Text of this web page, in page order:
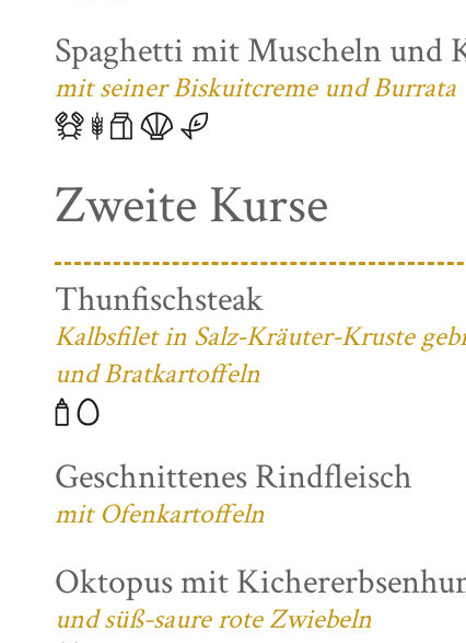
Spaghetti mit Muscheln und
mit seiner Biskuitcreme und Burrata
Zweite Kurse
Thunfischsteak
Kalbsfilet in Salz-Kräuter-Kruste
und Bratkartoffeln
Geschnittenes Rindfleisch
mit Ofenkartoffeln
Oktopus mit
und süß-saure rote Zwiebeln